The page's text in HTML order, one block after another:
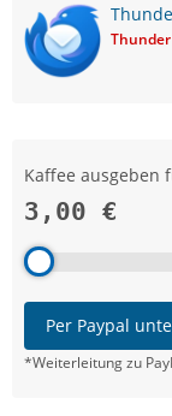
Thunder
Kaffee ausgeben
3,00 €
Per Paypal
*Weiterleitung zu